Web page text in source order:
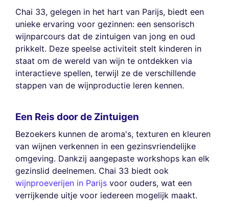
Chai 33, gelegen in het hart van Parijs, biedt een
unieke ervaring voor gezinnen: een sensorisch
wijnparcours dat de zintuigen van jong en oud
prikkelt. Deze speelse activiteit stelt kinderen in
staat om de wereld van wijn te ontdekken via
interactieve spellen, terwijl ze de verschillende
stappen van de wijnproductie leren kennen.
Een Reis door de Zintuigen
Bezoekers kunnen de aroma's, texturen en kleuren
van wijnen verkennen in een gezinsvriendelijke
omgeving. Dankzij aangepaste workshops kan elk
gezinslid deelnemen. Chai 33 biedt ook
wijnproeverijen in Parijs voor ouders, wat een
verrijkende uitje voor iedereen mogelijk maakt.